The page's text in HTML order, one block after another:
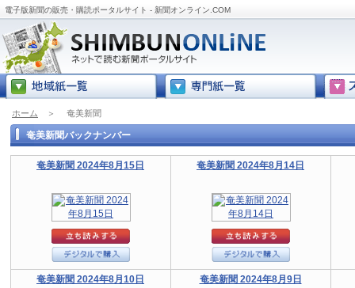
電子版新聞の販売・購読ポータルサイト - 新聞オンライン.COM
ホーム ＞ 奄美新聞
奄美新聞バックナンバー
奄美新聞 2024年8月15日 奄美新聞 2024年8月14日
奄美新聞 2024年8月10日 奄美新聞 2024年8月9日